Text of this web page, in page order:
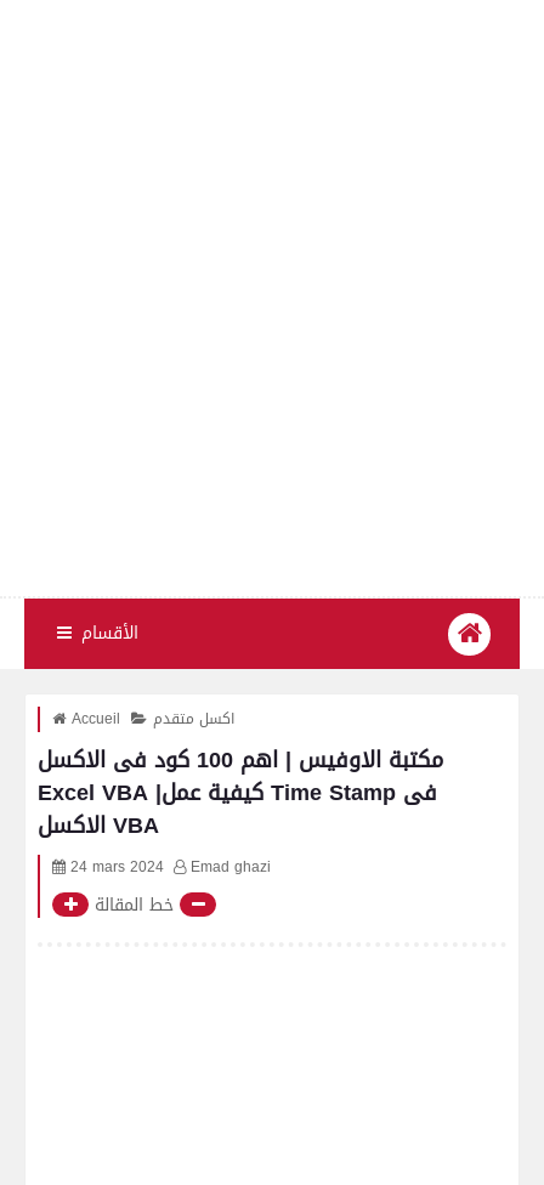
الأقسام
Accueil اكسل متقدم
مكتبة الاوفيس | اهم 100 كود فى الاكسل
Excel VBA |كيفية عمل Time Stamp فى
الاكسل VBA
24 mars 2024 Emad ghazi
خط المقالة